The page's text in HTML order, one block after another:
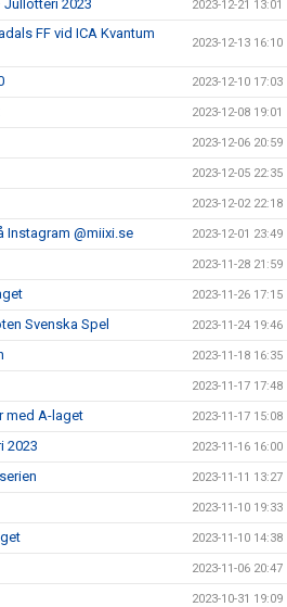
Jullotteri 2023 2023-12-21 13:01
FF vid ICA Kvantum
2023-12-13 16:10
2023-12-10 17:03
2023-12-08 19:01
2023-12-06 20:59
2023-12-05 22:35
2023-12-02 22:18
Instagram @miixi.se 2023-12-01 23:49
2023-11-28 21:59
2023-11-26 17:15
Svenska Spel 2023-11-24 19:46
2023-11-18 16:35
2023-11-17 17:48
med A-laget 2023-11-17 15:08
2023 2023-11-16 16:00
2023-11-11 13:27
2023-11-10 19:33
2023-11-10 14:38
2023-11-06 20:47
2023-10-31 19:09